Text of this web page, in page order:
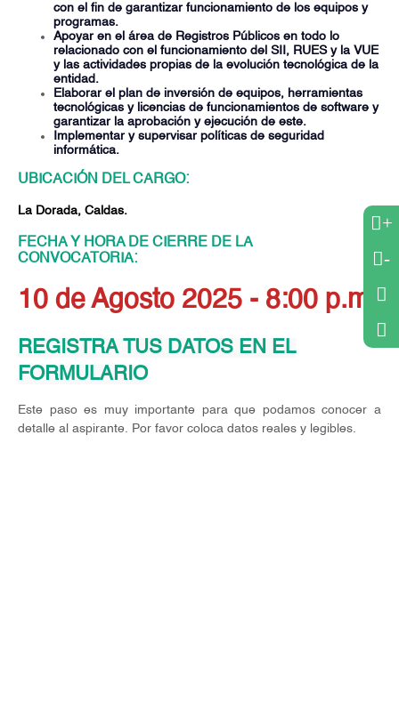
con el fin de garantizar funcionamiento de los equipos y
programas.
Apoyar en el área de Registros Públicos en todo lo
relacionado con el funcionamiento del SII, RUES y la VUE
y las actividades propias de la evolución tecnológica de la
entidad.
Elaborar el plan de inversión de equipos, herramientas
tecnológicas y licencias de funcionamientos de software y
garantizar la aprobación y ejecución de este.
Implementar y supervisar políticas de seguridad
informática.
UBICACIÓN DEL CARGO:
La Dorada, Caldas.
FECHA Y HORA DE CIERRE DE LA
CONVOCATORIA:
10 de Agosto 2025 - 8:00 p.m.
REGISTRA TUS DATOS EN EL
FORMULARIO
Este paso es muy importante para que podamos conocer a
detalle al aspirante. Por favor coloca datos reales y legibles.
+
-